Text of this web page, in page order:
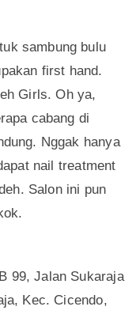
sambung bulu
first hand.
Girls. Oh ya,
cabang di
Nggak hanya
nail treatment
Salon ini pun
99, Jalan Sukaraja
Kec. Cicendo,